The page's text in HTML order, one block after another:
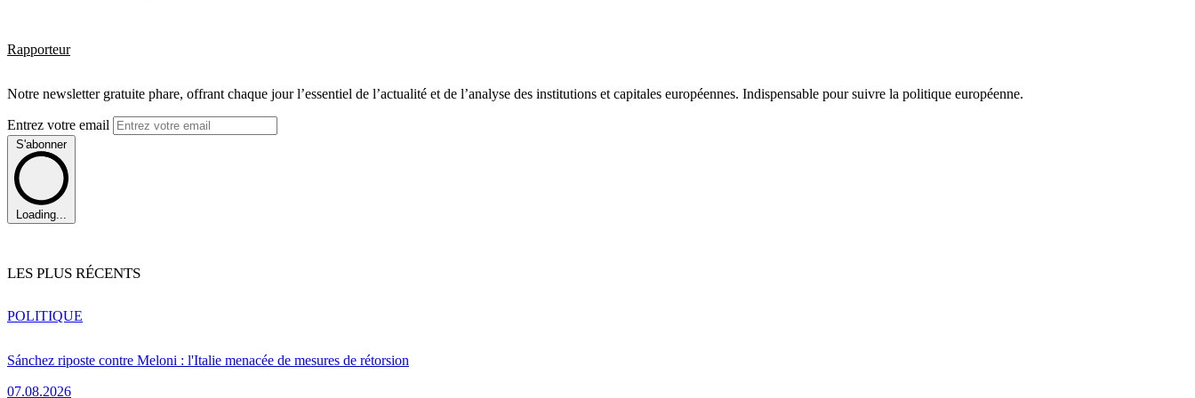
Rapporteur
Notre newsletter gratuite phare, offrant chaque jour l’essentiel de l’actualité et de l’analyse des institutions et capitales européennes. Indispensable pour suivre la politique européenne.
Entrez votre email
S'abonner
Loading...
LES PLUS RÉCENTS
Sánchez riposte contre Meloni : l'Italie menacée de mesures de rétorsion
07.08.2026
POLITIQUE